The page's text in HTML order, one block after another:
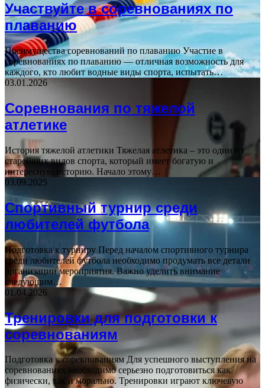
Участвуйте в соревнованиях по
плаванию
Преимущества соревнований по плаванию Участие в
соревнованиях по плаванию — отличная возможность для
каждого, кто любит водные виды спорта, испытать…
03.01.2026
Соревнования по тяжелой
атлетике
История тяжелой атлетики Тяжелая атлетика – это один из
старейших видов спорта, который имеет богатую и
интересную историю. Начало этому…
03.09.2025
Спортивный турнир среди
любителей футбола
Подготовка к турниру Перед началом спортивного турнира
среди любителей футбола необходимо продумать все детали
организации мероприятия. Важно уделить внимание
следующим…
01.04.2026
Тренировки для подготовки к
соревнованиям
Подготовка к соревнованиям Для успешного выступления на
соревнованиях необходимо серьезно подготовиться как
физически, так и морально. Тренировки играют ключевую